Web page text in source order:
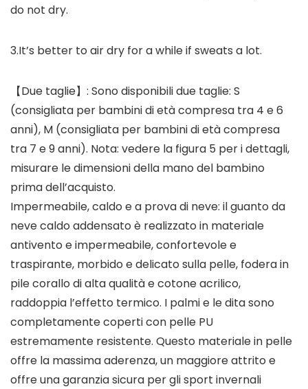
do not dry.
3.It’s better to air dry for a while if sweats a lot.
【Due taglie】: Sono disponibili due taglie: S
(consigliata per bambini di età compresa tra 4 e 6
anni), M (consigliata per bambini di età compresa
tra 7 e 9 anni). Nota: vedere la figura 5 per i dettagli,
misurare le dimensioni della mano del bambino
prima dell’acquisto.
Impermeabile, caldo e a prova di neve: il guanto da
neve caldo addensato è realizzato in materiale
antivento e impermeabile, confortevole e
traspirante, morbido e delicato sulla pelle, fodera in
pile corallo di alta qualità e cotone acrilico,
raddoppia l’effetto termico. I palmi e le dita sono
completamente coperti con pelle PU
estremamente resistente. Questo materiale in pelle
offre la massima aderenza, un maggiore attrito e
offre una garanzia sicura per gli sport invernali